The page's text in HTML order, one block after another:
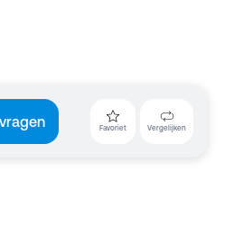
Favoriet Vergelijken